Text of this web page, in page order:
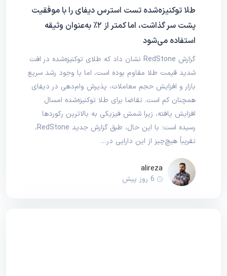
طلا توکنیزه‌شده تست استرس دیفای را با موفقیت
پشت سر گذاشت، اما کمتر از ۲٪ به‌عنوان وثیقه
استفاده می‌شود
گزارش RedStone نشان داد که طلای توکنیزه‌شده در افت
شدید قیمت طلا مقاوم بوده است، اما با وجود رشد سریع
بازار و افزایش حجم معاملات، پذیرش وام‌دهی در دیفای
همچنان کم است. تقاضا برای طلا توکنیزه‌شده امسال
افزایش یافته، زیرا شمش فیزیکی به بالاترین رکوردها
رسیده است؛ با این حال، طبق گزارش جدید RedStone،
تقریباً هیچ‌چیز از این دارایی در…
alireza
6 روز پیش